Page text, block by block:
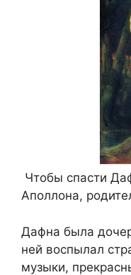
Чтобы спасти
Аполлона,
Дафна была
ней воспылал
музыки,